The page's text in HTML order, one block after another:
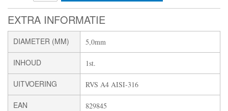
EXTRA INFORMATIE
DIAMETER (MM) 5,0mm
INHOUD 1st.
UITVOERING RVS A4 AISI-316
EAN 829845